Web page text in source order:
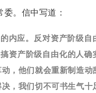
。信中写道：
内应。反对资产阶级自
搞资产阶级自由化的人确
，他们就会重新制造动
，我们切不可书生气十